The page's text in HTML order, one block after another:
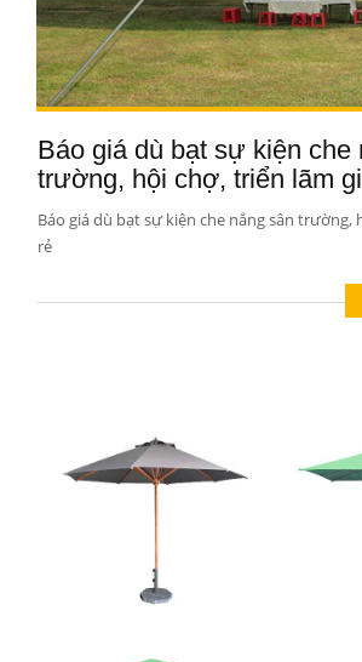
Báo giá dù bạt sự kiện che
trường, hội chợ, triển lãm
Báo giá dù bạt sự kiện che nắng sân trường,
rẻ